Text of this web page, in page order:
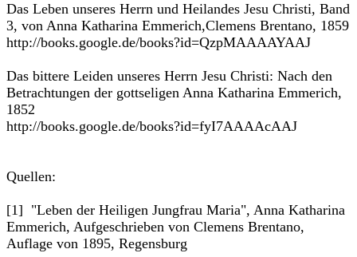
Das Leben unseres Herrn und Heilandes Jesu Christi, Band
3, von Anna Katharina Emmerich,Clemens Brentano, 1859
http://books.google.de/books?id=QzpMAAAAYAAJ
Das bittere Leiden unseres Herrn Jesu Christi: Nach den
Betrachtungen der gottseligen Anna Katharina Emmerich,
1852
http://books.google.de/books?id=fyI7AAAAcAAJ
Quellen:
[1] "Leben der Heiligen Jungfrau Maria", Anna Katharina
Emmerich, Aufgeschrieben von Clemens Brentano,
Auflage von 1895, Regensburg